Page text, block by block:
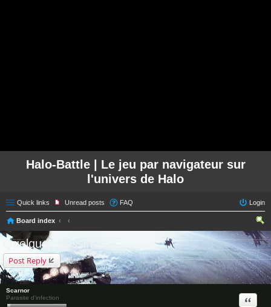
Halo-Battle | Le jeu par navigateur sur
l'univers de Halo
Quick links Unread posts FAQ Login
Board index
ear
ch
Quelques dessins...
Post Reply
8 posts • Page1of1
Scarnor
Parasite d'infection
Quote